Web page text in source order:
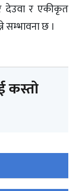
देउवा र एकीकृत
सम्भावना छ ।
कस्तो